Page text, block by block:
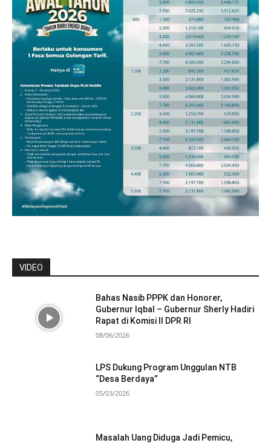
VIDEO
Bahas Nasib PPPK dan Honorer,
Gubernur Iqbal – Gubernur Sherly Hadiri
Rapat di Komisi II DPR RI
08/06/2026
LPS Dukung Program Unggulan NTB
“Desa Berdaya”
05/03/2026
Masalah Uang Diduga Jadi Pemicu,